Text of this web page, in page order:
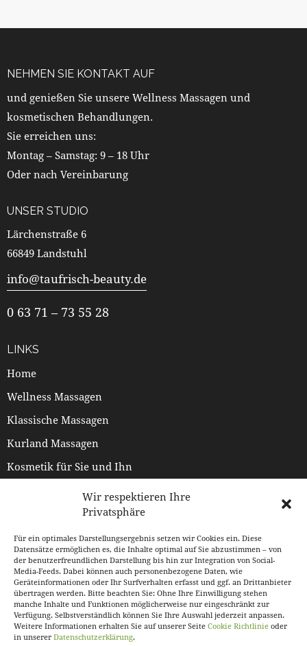
Wir respektieren Ihre
Privatsphäre
Für ein optimales Darstellungsergebnis setzen wir Cookies ein. Diese
Datensätze ermöglichen es, die Inhalte optimal auf Sie abzustimmen – von
der benutzerfreundlichen Darstellung bis hin zur Integration von Social-
Media-Feeds. Dabei können auch personenbezogene Daten, wie
Geräteinformationen oder Ihr Surfverhalten erfasst und ggf. an Drittanbieter
übertragen werden. Bitte beachten Sie: Ohne Ihre Einwilligung stehen
manche Inhalte und Funktionen möglicherweise nur eingeschränkt zur
Verfügung. Selbstverständlich können Sie Ihre Auswahl jederzeit anpassen.
Weitere Informationen erhalten Sie auf unserer Seite Cookie Richtlinie oder
in unserer Datenschutzerklärung.
NEHMEN SIE KONTAKT AUF
und genießen Sie unsere Wellness Massagen und
kosmetischen Behandlungen.
Sie erreichen uns:
Montag – Samstag: 9 – 18 Uhr
Oder nach Vereinbarung
UNSER STUDIO
Lärchenstraße 6
66849 Landstuhl
info@taufrisch-beauty.de
0 63 71 – 73 55 28
LINKS
Home
Wellness Massagen
Klassische Massagen
Kurland Massagen
Kosmetik für Sie und Ihn
Termin buchen
Über uns
ZAHLUNG / VERSAND
Datenschutzerklärung
Impressum